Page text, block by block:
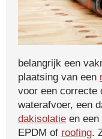
belangrijk een
plaatsing van een
voor een correcte
waterafvoer, een
dakisolatie en
EPDM of roofing.